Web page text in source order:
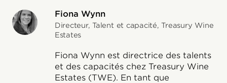
Fiona Wynn
Directeur, Talent et capacité, Treasury Wine
Estates
Fiona Wynn est directrice des talents
et des capacités chez Treasury Wine
Estates (TWE). En tant que